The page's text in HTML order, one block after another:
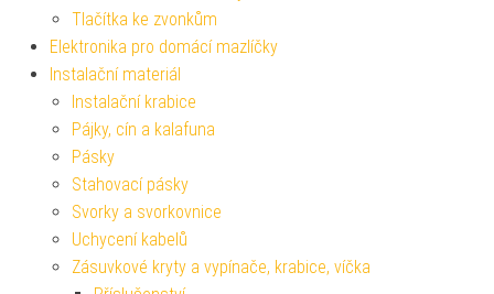
Tlačítka ke zvonkům
Elektronika pro domácí mazlíčky
Instalační materiál
Instalační krabice
Pájky, cín a kalafuna
Pásky
Stahovací pásky
Svorky a svorkovnice
Uchycení kabelů
Zásuvkové kryty a vypínače, krabice, víčka